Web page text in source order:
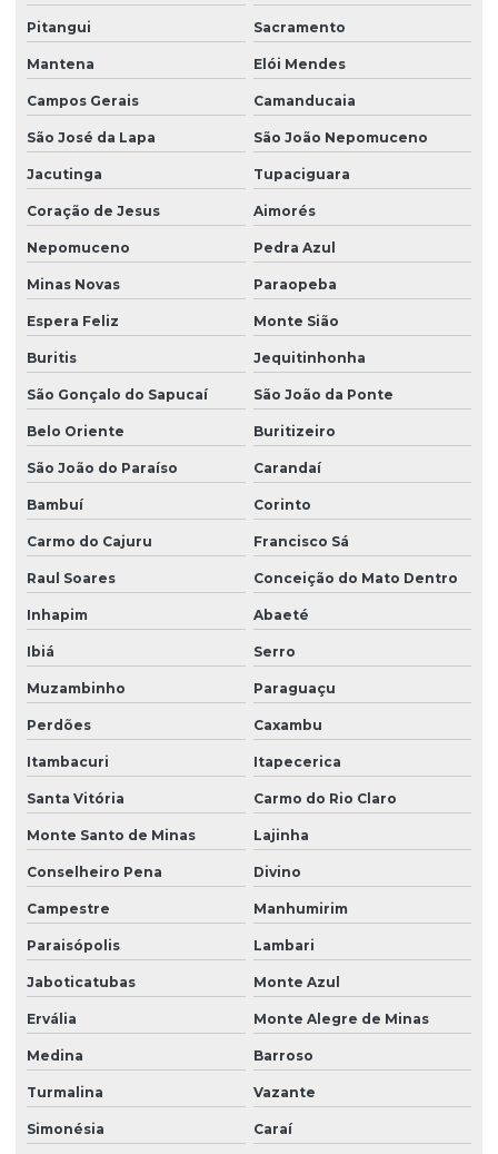
Pitangui Sacramento
Mantena Elói Mendes
Campos Gerais Camanducaia
São José da Lapa São João Nepomuceno
Jacutinga Tupaciguara
Coração de Jesus Aimorés
Nepomuceno Pedra Azul
Minas Novas Paraopeba
Espera Feliz Monte Sião
Buritis Jequitinhonha
São Gonçalo do Sapucaí São João da Ponte
Belo Oriente Buritizeiro
São João do Paraíso Carandaí
Bambuí Corinto
Carmo do Cajuru Francisco Sá
Raul Soares Conceição do Mato Dentro
Inhapim Abaeté
Ibiá Serro
Muzambinho Paraguaçu
Perdões Caxambu
Itambacuri Itapecerica
Santa Vitória Carmo do Rio Claro
Monte Santo de Minas Lajinha
Conselheiro Pena Divino
Campestre Manhumirim
Paraisópolis Lambari
Jaboticatubas Monte Azul
Ervália Monte Alegre de Minas
Medina Barroso
Turmalina Vazante
Simonésia Caraí